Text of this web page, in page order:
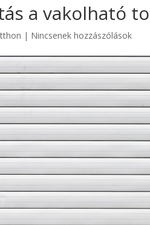
a vakolható
| Nincsenek hozzászólások